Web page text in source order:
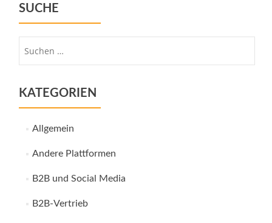
SUCHE
KATEGORIEN
Allgemein
Andere Plattformen
B2B und Social Media
B2B-Vertrieb